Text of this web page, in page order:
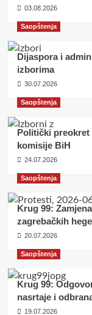
03.08.2026
Saopštenja
Dijaspora i
izborima
30.07.2026
Saopštenja
Politički
komisije BiH
24.07.2026
Saopštenja
Krug 99:
zagrebačkih
20.07.2026
Saopštenja
Krug 99:
nasrtaje i
19.07.2026